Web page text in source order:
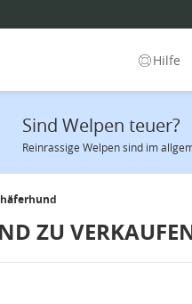
Hilfe
Sind Welpen teuer?
Reinrassige Welpen sind im
ZU